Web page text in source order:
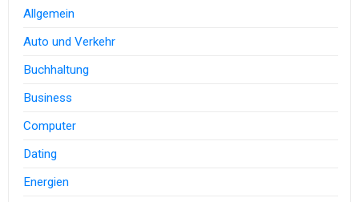
Allgemein
Auto und Verkehr
Buchhaltung
Business
Computer
Dating
Energien